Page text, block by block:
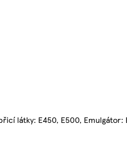
látky: E450, E500, Emulgátor: